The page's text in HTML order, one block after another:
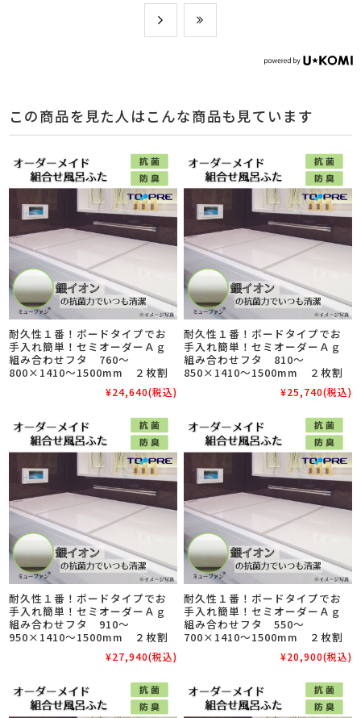
この商品を見た人はこんな商品も見ています
耐久性１番！ボードタイプでお
手入れ簡単！セミオーダーＡｇ
組み合わせフタ 760～
800×1410～1500mm ２枚割
¥24,640(税込)
耐久性１番！ボードタイプでお
手入れ簡単！セミオーダーＡｇ
組み合わせフタ 810～
850×1410～1500mm ２枚割
¥25,740(税込)
耐久性１番！ボードタイプでお
手入れ簡単！セミオーダーＡｇ
組み合わせフタ 910～
950×1410～1500mm ２枚割
¥27,940(税込)
耐久性１番！ボードタイプでお
手入れ簡単！セミオーダーＡｇ
組み合わせフタ 550～
700×1410～1500mm ２枚割
¥20,900(税込)